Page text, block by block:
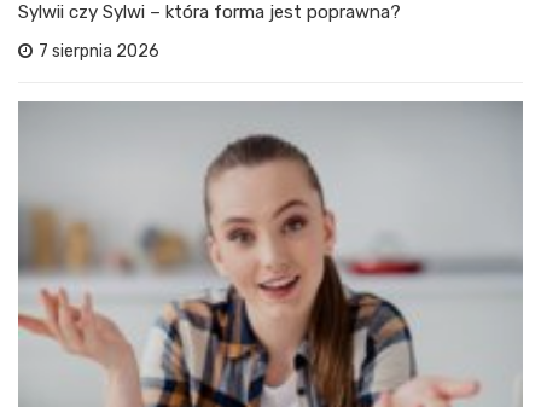
Sylwii czy Sylwi – która forma jest poprawna?
7 sierpnia 2026